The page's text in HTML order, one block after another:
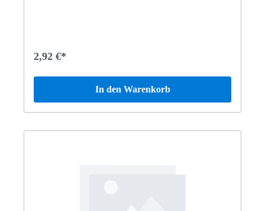
2,92 €*
In den Warenkorb